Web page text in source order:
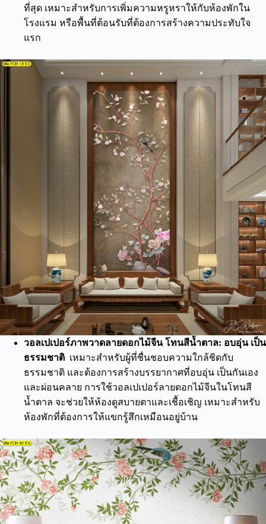
ที่สุด เหมาะสำหรับการเพิ่มความหรูหราให้กับห้องพักใน
โรงแรม หรือพื้นที่ต้อนรับที่ต้องการสร้างความประทับใจ
แรก
วอลเปเปอร์ภาพวาดลายดอกไม้จีน โทนสีน้ำตาล: อบอุ่น เป็น
ธรรมชาติ เหมาะสำหรับผู้ที่ชื่นชอบความใกล้ชิดกับ
ธรรมชาติ และต้องการสร้างบรรยากาศที่อบอุ่น เป็นกันเอง
และผ่อนคลาย การใช้วอลเปเปอร์ลายดอกไม้จีนในโทนสี
น้ำตาล จะช่วยให้ห้องดูสบายตาและเชื้อเชิญ เหมาะสำหรับ
ห้องพักที่ต้องการให้แขกรู้สึกเหมือนอยู่บ้าน